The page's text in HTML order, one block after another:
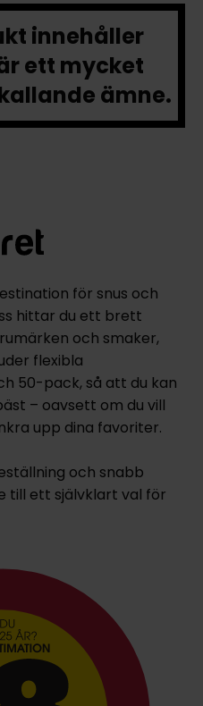
innehåller
ett mycket
ämne.
för snus och
hittar du ett brett
och smaker,
flexibla
50-pack, så att du kan
– oavsett om du vill
upp dina favoriter.
och snabb
till ett självklart val för